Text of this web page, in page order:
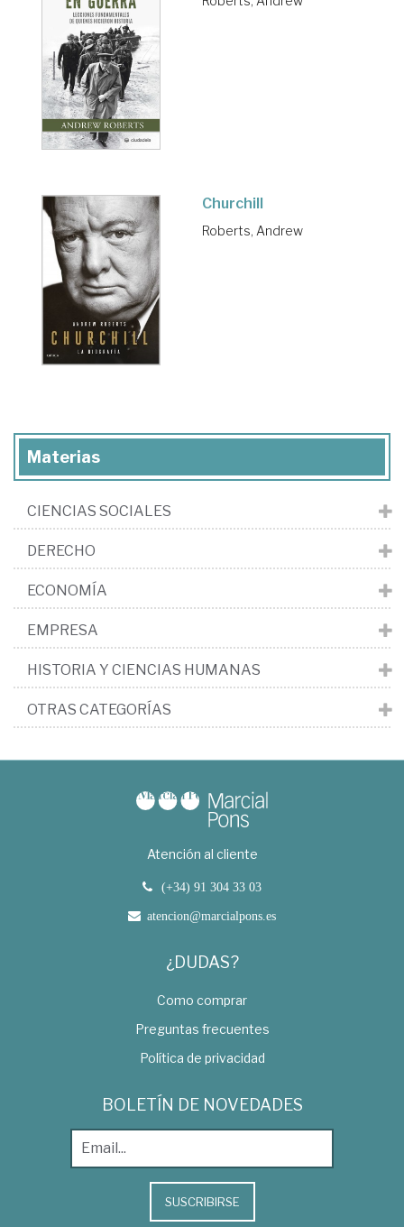
Churchill
Roberts, Andrew
Materias
CIENCIAS SOCIALES
DERECHO
ECONOMÍA
EMPRESA
HISTORIA Y CIENCIAS HUMANAS
OTRAS CATEGORÍAS
Atención al cliente
(+34) 91 304 33 03
atencion@marcialpons.es
¿DUDAS?
Como comprar
Preguntas frecuentes
Política de privacidad
BOLETÍN DE NOVEDADES
SUSCRIBIRSE